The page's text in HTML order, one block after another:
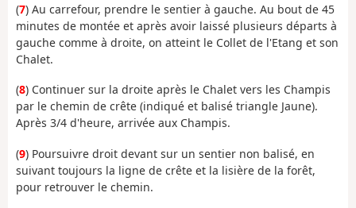
(7) Au carrefour, prendre le sentier à gauche. Au bout de 45
minutes de montée et après avoir laissé plusieurs départs à
gauche comme à droite, on atteint le Collet de l'Etang et son
Chalet.
(8) Continuer sur la droite après le Chalet vers les Champis
par le chemin de crête (indiqué et balisé triangle Jaune).
Après 3/4 d'heure, arrivée aux Champis.
(9) Poursuivre droit devant sur un sentier non balisé, en
suivant toujours la ligne de crête et la lisière de la forêt,
pour retrouver le chemin.